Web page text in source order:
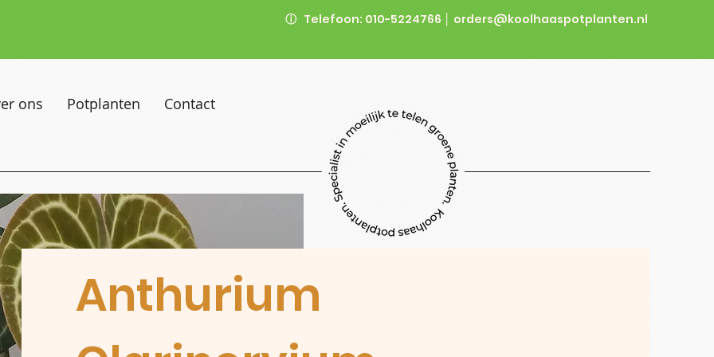
ⓘ Telefoon: 010-5224766 │ orders@koolhaaspotplanten.nl
ons Potplanten Contact
Anthurium